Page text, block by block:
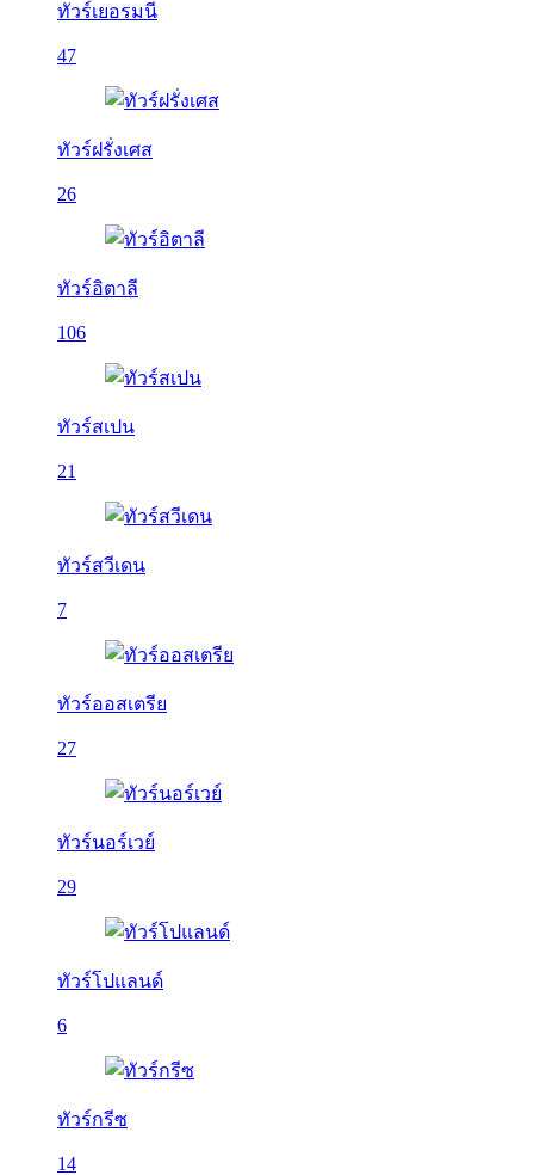
ทัวร์เยอรมนี
47
ทัวร์ฝรั่งเศส
26
ทัวร์อิตาลี
106
ทัวร์สเปน
21
ทัวร์สวีเดน
7
ทัวร์ออสเตรีย
27
ทัวร์นอร์เวย์
29
ทัวร์โปแลนด์
6
ทัวร์กรีซ
14